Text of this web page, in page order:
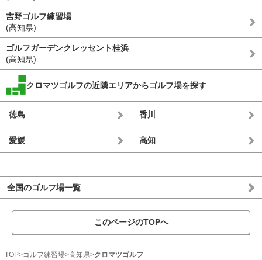
吉野ゴルフ練習場
(高知県)
ゴルフガーデンクレッセント桂浜
(高知県)
クロマツゴルフの近隣エリアからゴルフ場を探す
徳島 香川
愛媛 高知
全国のゴルフ場一覧
このページのTOPへ
TOP ゴルフ練習場 高知県 クロマツゴルフ